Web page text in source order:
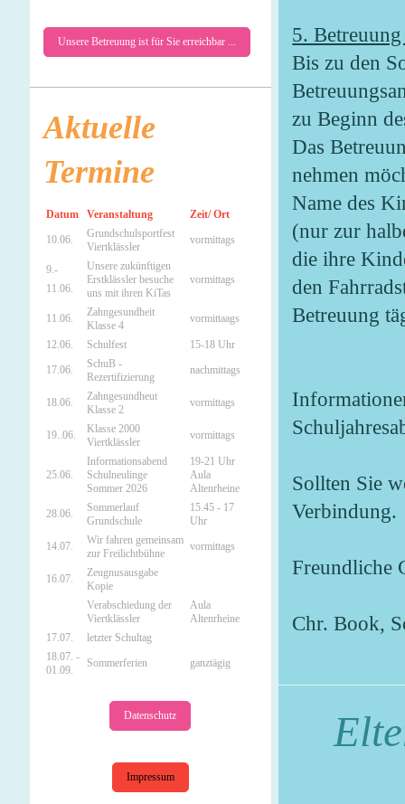
5.
Bis zu den
zu Beginn
Das
nehmen
Name des
(nur zur
die ihre
den
Betreuung
Sollten Sie
Verbindung.
Freundliche
Chr. Book,
Unsere Betreuung ist für Sie erreichbar ...
Aktuelle
Termine
Datum Veranstaltung Zeit/ Ort
10.06.
Grundschulsportfest
Viertklässler
vormittags
9.-
11.06.
Unsere zukünftigen
Erstklässler besuche
uns mit ihren KiTas
vormittags
11.06.
Zahngesundheit
Klasse 4
vormittaags
12.06. Schulfest 15-18 Uhr
17.06.
SchuB -
Rezertifizierung
nachmittags
18.06.
Zahngesundheut
Klasse 2
vormittags
19..06.
Klasse 2000
Viertklässler
vormittags
25.06.
Informationsabend
Schulneulinge
Sommer 2026
19-21 Uhr
Aula
Altenrheine
28.06.
Sommerlauf
Grundschule
15.45 - 17
Uhr
14.07.
Wir fahren gemeinsam
zur Freilichtbühne
vormittags
16.07.
Zeugnusausgabe
Kopie
Verabschiedung der
Viertklässler
Aula
Altenrheine
17.07.
letzter Schultag
18.07. -
01.09.
Sommerferien ganztägig
Datenschutz
Impressum